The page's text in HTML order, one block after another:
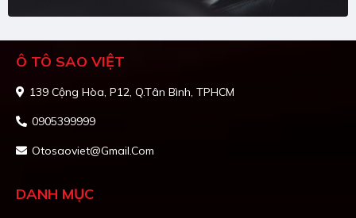
Ô TÔ SAO VIỆT
139 Cộng Hòa, P12, Q.Tân Bình, TPHCM
0905399999
Otosaoviet@gmail.com
DANH MỤC